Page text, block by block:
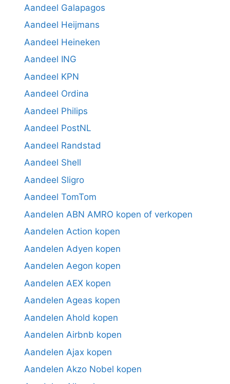
Aandeel Galapagos
Aandeel Heijmans
Aandeel Heineken
Aandeel ING
Aandeel KPN
Aandeel Ordina
Aandeel Philips
Aandeel PostNL
Aandeel Randstad
Aandeel Shell
Aandeel Sligro
Aandeel TomTom
Aandelen ABN AMRO kopen of verkopen
Aandelen Action kopen
Aandelen Adyen kopen
Aandelen Aegon kopen
Aandelen AEX kopen
Aandelen Ageas kopen
Aandelen Ahold kopen
Aandelen Airbnb kopen
Aandelen Ajax kopen
Aandelen Akzo Nobel kopen